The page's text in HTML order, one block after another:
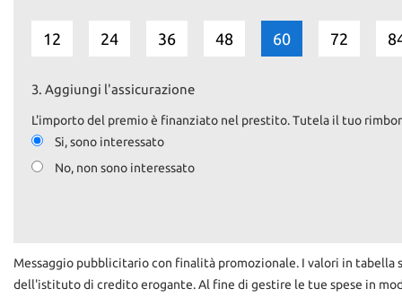
12 24 36 48 60 72
3. Aggiungi l'assicurazione
L'importo del premio è finanziato nel prestito. Tutela il tuo
Si, sono interessato
No, non sono interessato
Messaggio pubblicitario con finalità promozionale. I valori in tabella
dell'istituto di credito erogante. Al fine di gestire le tue spese in